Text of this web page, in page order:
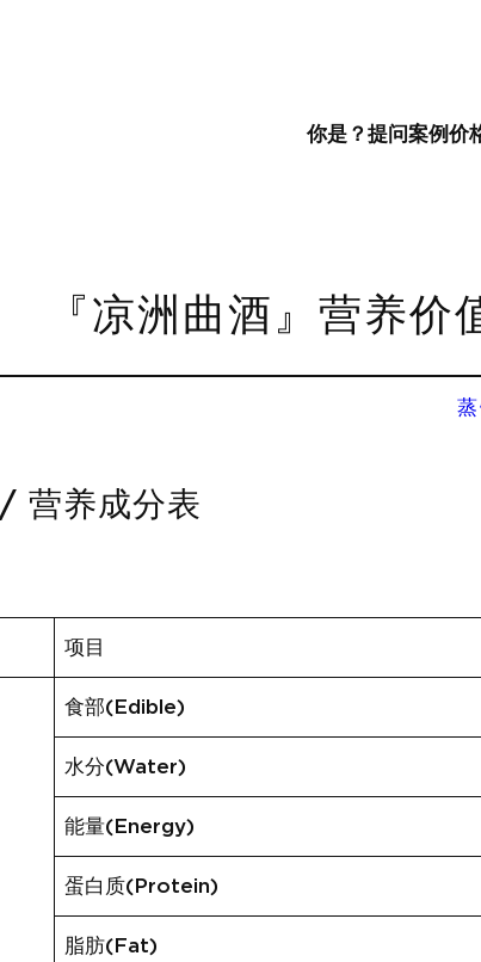
你是？ 提问案例价
『凉洲曲酒』营养
营养成分表
项目
食部(Edible)
水分(Water)
能量(Energy)
蛋白质(Protein)
脂肪(Fat)